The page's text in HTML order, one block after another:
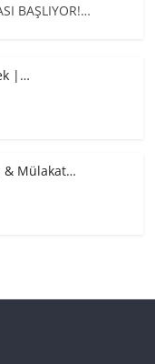
BAŞLIYOR!…
|…
& Mülakat…